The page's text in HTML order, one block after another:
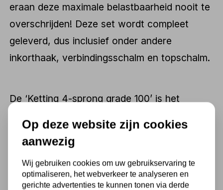
eraan deze maximale belastbaarheid nooit te
overschrijden! Deze set wordt compleet
geleverd, dus inclusief onder andere
inkorthaak, verbindingsschalm en topschalm.
De ‘Ketting 4-sprong grade 100’ is het
hijsketting heeft een lengte van 3 meter
(inclusief de haken). Bovendien wordt ook
deze set weer compleet geleverd, dus
inclusief onder andere veiligheidshaken,
Op deze website zijn cookies
aanwezig
Wij gebruiken cookies om uw gebruikservaring te
optimaliseren, het webverkeer te analyseren en
gerichte advertenties te kunnen tonen via derde